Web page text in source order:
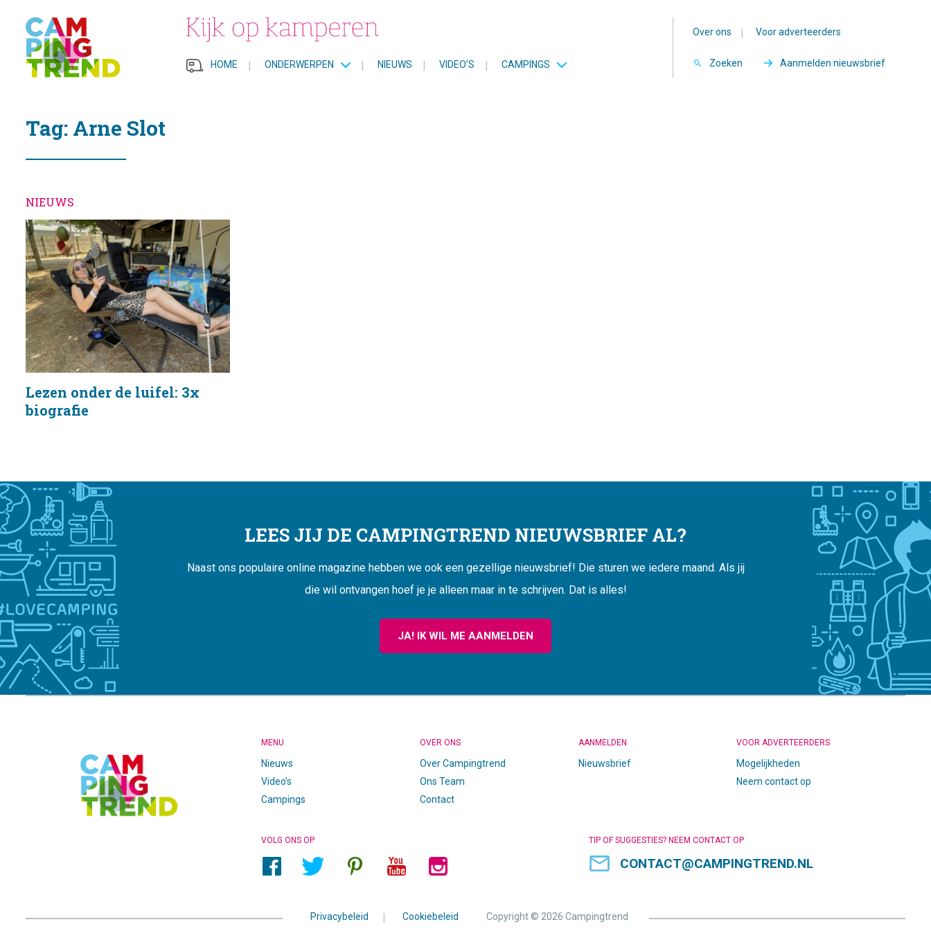
HOME | ONDERWERPEN | NIEUWS | VIDEO’S | CAMPINGS
Over ons | Voor adverteerders
Zoeken Aanmelden nieuwsbrief
Tag: Arne Slot
NIEUWS
Lezen onder de luifel: 3x
biografie
LEES JIJ DE CAMPINGTREND NIEUWSBRIEF AL?
Naast ons populaire online magazine hebben we ook een gezellige nieuwsbrief! Die sturen we iedere maand. Als jij
die wil ontvangen hoef je je alleen maar in te schrijven. Dat is alles!
JA! IK WIL ME AANMELDEN
MENU
Nieuws
Video’s
Campings
OVER ONS
Over Campingtrend
Ons Team
Contact
AANMELDEN
Nieuwsbrief
VOOR ADVERTEERDERS
Mogelijkheden
Neem contact op
VOLG ONS OP TIP OF SUGGESTIES? NEEM CONTACT OP
CONTACT@CAMPINGTREND.NL
Privacybeleid | Cookiebeleid Copyright © 2026 Campingtrend